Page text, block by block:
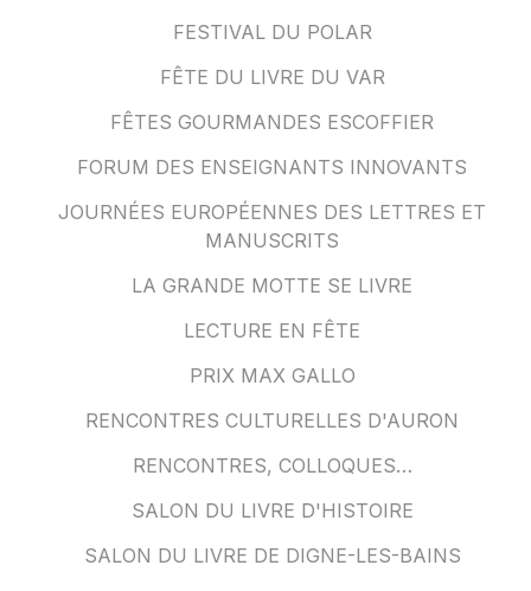
FESTIVAL DU POLAR
FÊTE DU LIVRE DU VAR
FÊTES GOURMANDES ESCOFFIER
FORUM DES ENSEIGNANTS INNOVANTS
JOURNÉES EUROPÉENNES DES LETTRES ET
MANUSCRITS
LA GRANDE MOTTE SE LIVRE
LECTURE EN FÊTE
PRIX MAX GALLO
RENCONTRES CULTURELLES D'AURON
RENCONTRES, COLLOQUES…
SALON DU LIVRE D'HISTOIRE
SALON DU LIVRE DE DIGNE-LES-BAINS